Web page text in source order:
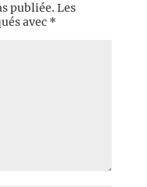
publiée. Les
avec *